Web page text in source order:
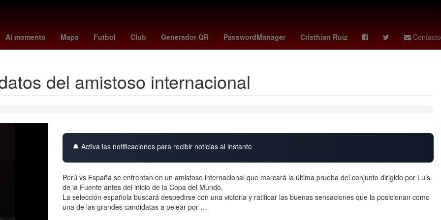
Al momento Mapa Futbol Club Generador QR PasswordManager Cristhian Ruiz Contacto
skattebo Dólar estadounidense Gobierno summerslam wwe Sunderland AFC - Coventry City jorge romero herrera
del amistoso internacional
🔔 Activa las notificaciones para recibir noticias al instante
Perú vs España se enfrentan en un amistoso internacional que marcará la última prueba del conjunto dirigido por Luis
de la Fuente antes del inicio de la Copa del Mundo.
La selección española buscará despedirse con una victoria y ratificar las buenas sensaciones que la posicionan como
una de las grandes candidatas a pelear por …